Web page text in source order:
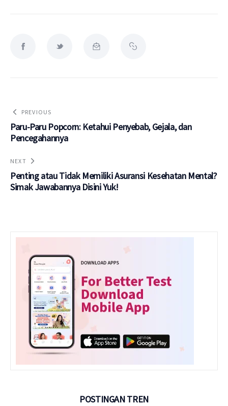
PREVIOUS
Paru-Paru Popcorn: Ketahui Penyebab, Gejala, dan
Pencegahannya
NEXT
Penting atau Tidak Memiliki Asuransi Kesehatan Mental?
Simak Jawabannya Disini Yuk!
POSTINGAN TREN